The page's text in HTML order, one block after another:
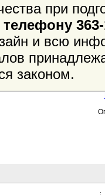
при
и всю
законом.